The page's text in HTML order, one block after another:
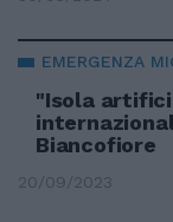
EMERGENZA
"Isola
Biancofiore
20/09/2023